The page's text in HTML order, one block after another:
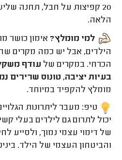
20 קפיצות על חבל, תחנה
הלאה.
למי מומלץ? אימון כושר
הילדים, אבל יש כמה מקרים
הכרחי. במקרים של עודף
בעיות יציבה, טונוס שרירים
מומלץ להקפיד במיוחד.
טיפ: מעבר ליתרונות
יכול לתרום גם לילדים בעלי
של דימוי עצמי נמוך, ולסייע
והביטחון העצמי של הילד.